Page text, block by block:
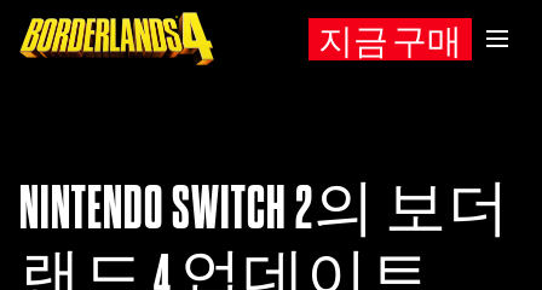
지금 구매
NINTENDO SWITCH 2의 보더
랜드 4 업데이트